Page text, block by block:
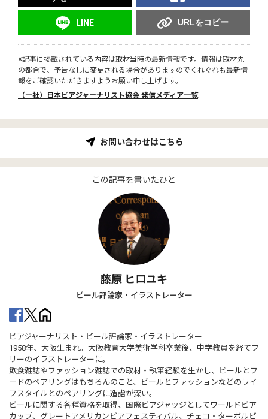
LINE URLをコピー
※記事に掲載されている内容は取材当時の最新情報です。情報は取材先
の都合で、予告なしに変更される場合がありますのでくれぐれも最新情
報をご確認いただきますようお願い申し上げます。
（一社）日本ビアジャーナリスト協会 発信メディア一覧
お問い合わせはこちら
この記事を書いたひと
藤原 ヒロユキ
ビール評論家・イラストレーター
ビアジャーナリスト・ビール評論家・イラストレーター
1958年、大阪生まれ。大阪教育大学美術学科卒業後、中学教員を経てフ
リーのイラストレーターに。
飲食雑誌やファッション雑誌での取材・執筆経験を生かし、ビールとフ
ードのペアリングはもちろんのこと、ビールとファッションなどのライ
フスタイルとのペアリングに造詣が深い。
ビールに関する各種資格を取得、国際ビアジャッジとしてワールドビア
カップ、グレートアメリカンビアフェスティバル、チェコ・ターボルビ